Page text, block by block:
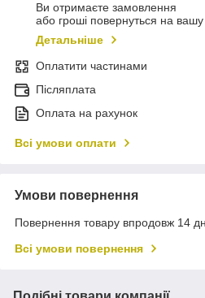
Ви отримаєте замовлення
або гроші повернуться на вашу
Детальніше
Оплатити частинами
Післяплата
Оплата на рахунок
Всі умови оплати
Умови повернення
Повернення товару впродовж 14
Всі умови повернення